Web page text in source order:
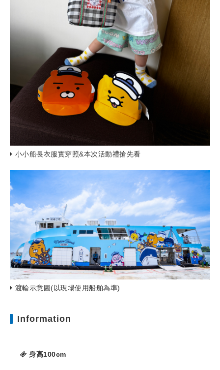
小小船長衣服實穿照&本次活動禮搶先看
渡輪示意圖(以現場使用船舶為準)
Information
身高100cm